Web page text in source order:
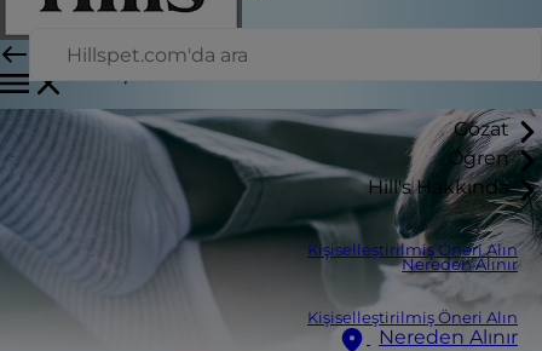
Gözat
Öğren
Hill's Hakkında
Kişiselleştirilmiş Öneri Alın
Nereden Alınır
Kişiselleştirilmiş Öneri Alın
Nereden Alınır
Personel Yazarı